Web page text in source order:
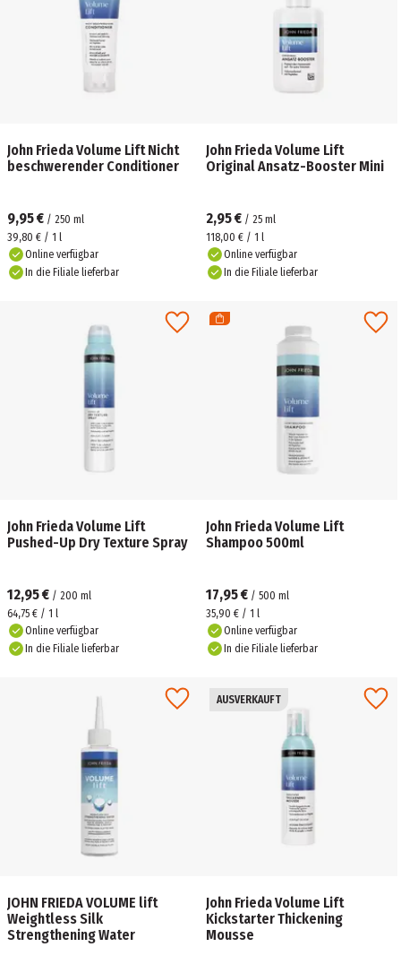
John Frieda Volume Lift Nicht
beschwerender Conditioner
9,95 € / 250 ml
39,80 € / 1 l
Online verfügbar
In die Filiale lieferbar
John Frieda Volume Lift
Original Ansatz-Booster Mini
2,95 € / 25 ml
118,00 € / 1 l
Online verfügbar
In die Filiale lieferbar
John Frieda Volume Lift
Pushed-Up Dry Texture Spray
12,95 € / 200 ml
64,75 € / 1 l
Online verfügbar
In die Filiale lieferbar
John Frieda Volume Lift
Shampoo 500ml
17,95 € / 500 ml
35,90 € / 1 l
Online verfügbar
In die Filiale lieferbar
JOHN FRIEDA VOLUME lift
Weightless Silk
Strengthening Water
AUSVERKAUFT
John Frieda Volume Lift
Kickstarter Thickening
Mousse